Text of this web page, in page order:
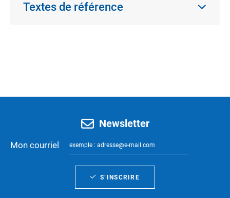
Textes de référence
Newsletter
Mon courriel
S’INSCRIRE